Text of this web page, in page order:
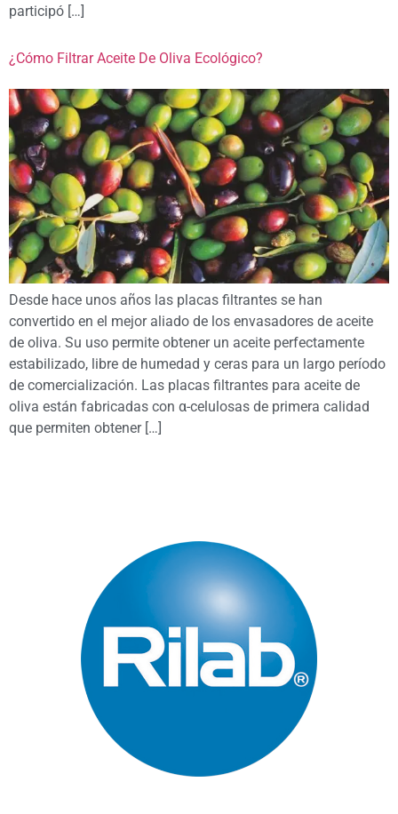
participó […]
¿Cómo Filtrar Aceite De Oliva Ecológico?
Desde hace unos años las placas filtrantes se han
convertido en el mejor aliado de los envasadores de aceite
de oliva. Su uso permite obtener un aceite perfectamente
estabilizado, libre de humedad y ceras para un largo período
de comercialización. Las placas filtrantes para aceite de
oliva están fabricadas con α-celulosas de primera calidad
que permiten obtener […]